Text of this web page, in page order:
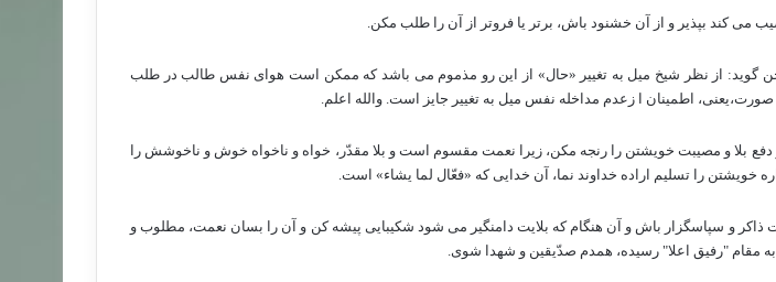
می کند بپذیر و از آن خشنود باش، برتر یا فروتر از آن را طلب مکن.
گوید: از نظر شیخ میل به تغییر «حال» از این رو مذموم می باشد که ممکن است هوای نفس طالب در طلب
اطمینان ا زعدم مداخله نفس میل به تغییر جایز است. والله اعلم.
بلا و مصیبت خویشتن را رنجه مکن، زیرا نعمت مقسوم است و بلا مقدّر، خواه و ناخواه خوش و ناخوشش را
خویشتن را تسلیم اراده خداوند نما، آن خدایی که «فعّال لما یشاء» است.
ذاکر و سپاسگزار باش و آن هنگام که بلایت دامنگیر می شود شکیبایی پیشه کن و آن را بسان نعمت، مطلوب و
مقام "رفیق اعلا" رسیده، همدم صدّیقین و شهدا شوی.